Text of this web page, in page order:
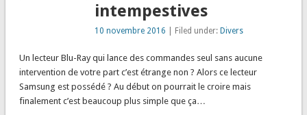
intempestives
10 novembre 2016 | Filed under: Divers
Un lecteur Blu-Ray qui lance des commandes seul sans aucune
intervention de votre part c’est étrange non ? Alors ce lecteur
Samsung est possédé ? Au début on pourrait le croire mais
finalement c’est beaucoup plus simple que ça…